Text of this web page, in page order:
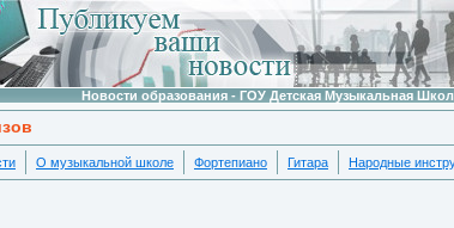
Новости образования - ГОУ Детская Музыкальная
О музыкальной школе Фортепиано Гитара Народные